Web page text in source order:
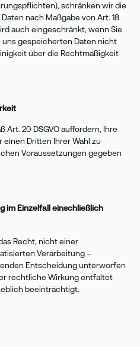
schränken wir die
nach Maßgabe von Art. 18
auch eingeschränkt, wenn Sie
uns gespeicherten Daten nicht
über die Rechtmäßigkeit
Art. 20 DSGVO auffordern, Ihre
Dritten Ihrer Wahl zu
Voraussetzungen gegeben
im Einzelfall einschließlich
Recht, nicht einer
Verarbeitung –
Entscheidung unterworfen
rechtliche Wirkung entfaltet
beeinträchtigt.